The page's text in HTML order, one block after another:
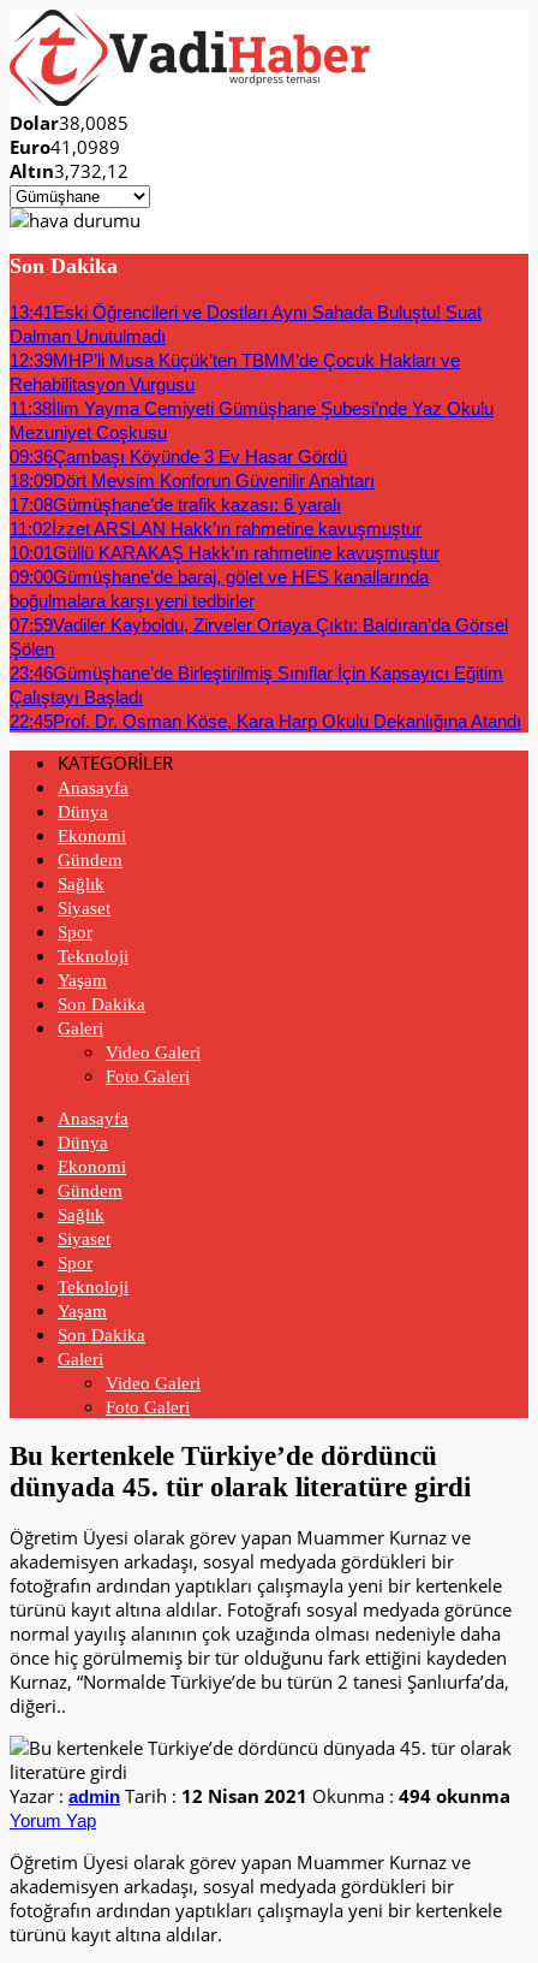
Dolar38,0085
Euro41,0989
Altın3,732,12
Son Dakika
13:41Eski Öğrencileri ve Dostları Aynı Sahada Buluştu! Suat
Dalman Unutulmadı
12:39MHP’li Musa Küçük’ten TBMM’de Çocuk Hakları ve
Rehabilitasyon Vurgusu
11:38İlim Yayma Cemiyeti Gümüşhane Şubesi’nde Yaz Okulu
Mezuniyet Coşkusu
09:36Çambaşı Köyünde 3 Ev Hasar Gördü
18:09Dört Mevsim Konforun Güvenilir Anahtarı
17:08Gümüşhane’de trafik kazası: 6 yaralı
11:02İzzet ARSLAN Hakk’ın rahmetine kavuşmuştur
10:01Güllü KARAKAŞ Hakk’ın rahmetine kavuşmuştur
09:00Gümüşhane’de baraj, gölet ve HES kanallarında
boğulmalara karşı yeni tedbirler
07:59Vadiler Kayboldu, Zirveler Ortaya Çıktı: Baldıran’da Görsel
Şölen
23:46Gümüşhane’de Birleştirilmiş Sınıflar İçin Kapsayıcı Eğitim
Çalıştayı Başladı
22:45Prof. Dr. Osman Köse, Kara Harp Okulu Dekanlığına Atandı
KATEGORİLER
Anasayfa
Dünya
Ekonomi
Gündem
Sağlık
Siyaset
Spor
Teknoloji
Yaşam
Son Dakika
Galeri
Video Galeri
Foto Galeri
Anasayfa
Dünya
Ekonomi
Gündem
Sağlık
Siyaset
Spor
Teknoloji
Yaşam
Son Dakika
Galeri
Video Galeri
Foto Galeri
Bu kertenkele Türkiye’de dördüncü
dünyada 45. tür olarak literatüre girdi
Öğretim Üyesi olarak görev yapan Muammer Kurnaz ve
akademisyen arkadaşı, sosyal medyada gördükleri bir
fotoğrafın ardından yaptıkları çalışmayla yeni bir kertenkele
türünü kayıt altına aldılar. Fotoğrafı sosyal medyada görünce
normal yayılış alanının çok uzağında olması nedeniyle daha
önce hiç görülmemiş bir tür olduğunu fark ettiğini kaydeden
Kurnaz, “Normalde Türkiye’de bu türün 2 tanesi Şanlıurfa’da,
diğeri..
Yazar : admin Tarih : 12 Nisan 2021 Okunma : 494 okunma
Yorum Yap
Öğretim Üyesi olarak görev yapan Muammer Kurnaz ve
akademisyen arkadaşı, sosyal medyada gördükleri bir
fotoğrafın ardından yaptıkları çalışmayla yeni bir kertenkele
türünü kayıt altına aldılar.